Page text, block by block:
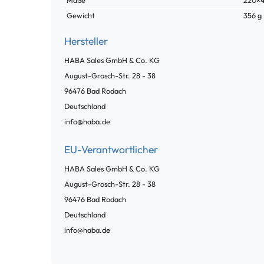
Gewicht
356 g
Hersteller
HABA Sales GmbH & Co. KG
August-Grosch-Str. 28 - 38
96476 Bad Rodach
Deutschland
info@haba.de
EU-Verantwortlicher
HABA Sales GmbH & Co. KG
August-Grosch-Str. 28 - 38
96476 Bad Rodach
Deutschland
info@haba.de